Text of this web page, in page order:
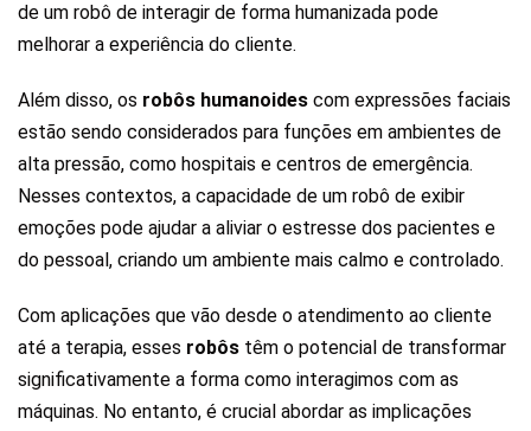
de um robô de interagir de forma humanizada pode
melhorar a experiência do cliente.
Além disso, os robôs humanoides com expressões faciais
estão sendo considerados para funções em ambientes de
alta pressão, como hospitais e centros de emergência.
Nesses contextos, a capacidade de um robô de exibir
emoções pode ajudar a aliviar o estresse dos pacientes e
do pessoal, criando um ambiente mais calmo e controlado.
Com aplicações que vão desde o atendimento ao cliente
até a terapia, esses robôs têm o potencial de transformar
significativamente a forma como interagimos com as
máquinas. No entanto, é crucial abordar as implicações